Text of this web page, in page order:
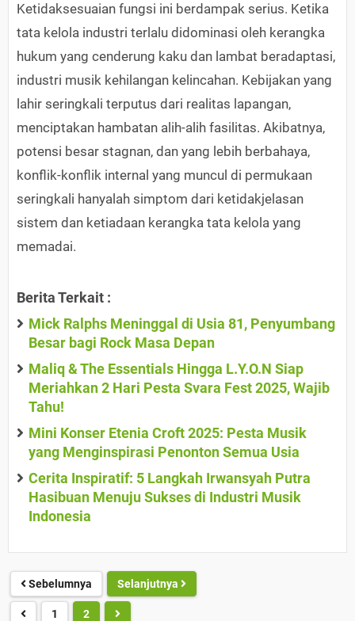
Ketidaksesuaian fungsi ini berdampak serius. Ketika
tata kelola industri terlalu didominasi oleh kerangka
hukum yang cenderung kaku dan lambat beradaptasi,
industri musik kehilangan kelincahan. Kebijakan yang
lahir seringkali terputus dari realitas lapangan,
menciptakan hambatan alih-alih fasilitas. Akibatnya,
potensi besar stagnan, dan yang lebih berbahaya,
konflik-konflik internal yang muncul di permukaan
seringkali hanyalah simptom dari ketidakjelasan
sistem dan ketiadaan kerangka tata kelola yang
memadai.
Berita Terkait :
Mick Ralphs Meninggal di Usia 81, Penyumbang
Besar bagi Rock Masa Depan
Maliq & The Essentials Hingga L.Y.O.N Siap
Meriahkan 2 Hari Pesta Svara Fest 2025, Wajib
Tahu!
Mini Konser Etenia Croft 2025: Pesta Musik
yang Menginspirasi Penonton Semua Usia
Cerita Inspiratif: 5 Langkah Irwansyah Putra
Hasibuan Menuju Sukses di Industri Musik
Indonesia
Sebelumnya Selanjutnya
1 2